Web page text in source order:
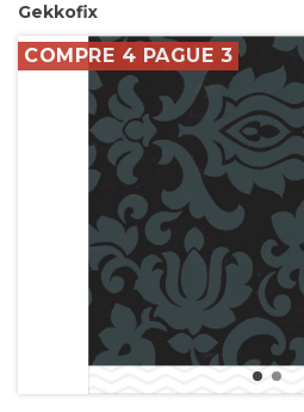
Gekkofix
COMPRE 4 PAGUE 3